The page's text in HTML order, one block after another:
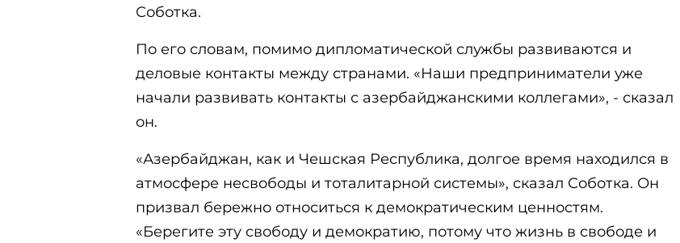
Соботка.
По его словам, помимо дипломатической службы развиваются и
деловые контакты между странами. «Наши предприниматели уже
начали развивать контакты с азербайджанскими коллегами», - сказал
он.
«Азербайджан, как и Чешская Республика, долгое время находился в
атмосфере несвободы и тоталитарной системы», сказал Соботка. Он
призвал бережно относиться к демократическим ценностям.
«Берегите эту свободу и демократию, потому что жизнь в свободе и